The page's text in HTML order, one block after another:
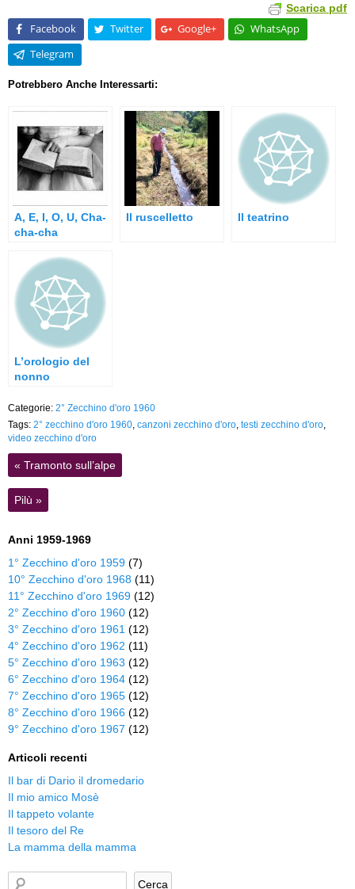
Scarica pdf
Facebook Twitter Google+
WhatsApp
Telegram
Potrebbero Anche Interessarti:
A, E, I, O, U, Cha-
cha-cha
Il ruscelletto Il teatrino
L’orologio del
nonno
Categorie: 2° Zecchino d'oro 1960
Tags: 2° zecchino d'oro 1960 canzoni zecchino d'oro testi zecchino d'oro
video zecchino d'oro
« Tramonto sull’alpe
Pilù »
Anni 1959-1969
1° Zecchino d'oro 1959 (7)
10° Zecchino d'oro 1968 (11)
11° Zecchino d'oro 1969 (12)
2° Zecchino d'oro 1960 (12)
3° Zecchino d'oro 1961 (12)
4° Zecchino d'oro 1962 (11)
5° Zecchino d'oro 1963 (12)
6° Zecchino d'oro 1964 (12)
7° Zecchino d'oro 1965 (12)
8° Zecchino d'oro 1966 (12)
9° Zecchino d'oro 1967 (12)
Articoli recenti
Il bar di Dario il dromedario
Il mio amico Mosè
Il tappeto volante
Il tesoro del Re
La mamma della mamma